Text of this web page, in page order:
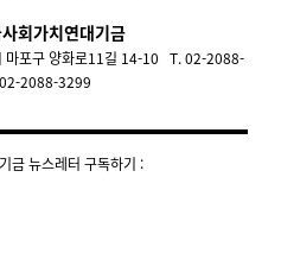
회가치연대기금
마포구 양화로11길 14-10 T. 02-2088-
2088-3299
금 뉴스레터 구독하기 :